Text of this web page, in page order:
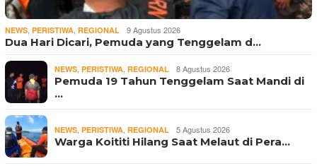
NEWS PERISTIWA REGIONAL 9 Agustus 2026
Dua Hari Dicari, Pemuda yang Tenggelam d…
NEWS PERISTIWA REGIONAL 8 Agustus 2026
Pemuda 19 Tahun Tenggelam Saat Mandi di
…
NEWS PERISTIWA REGIONAL 5 Agustus 2026
Warga Koititi Hilang Saat Melaut di Pera…